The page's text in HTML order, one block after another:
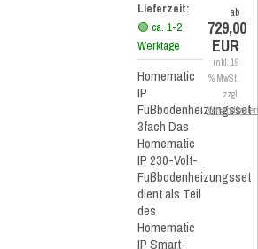
Lieferzeit:
🟢 ca. 1-2
Werktage
Homematic
IP
Fußbodenheizungsset
3fach Das
Homematic
IP 230-Volt-
Fußbodenheizungsset
dient als Teil
des
Homematic
IP Smart-
ab
729,00
EUR
inkl. 19
% MwSt.
zzgl.
Versandkosten